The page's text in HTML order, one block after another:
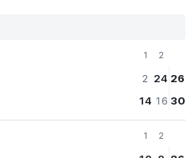
1
2
14
2
24
16
26
30
1 2